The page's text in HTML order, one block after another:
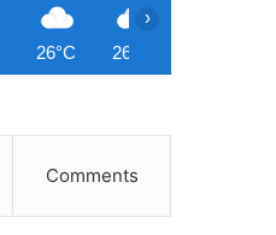
26°C 26°C
›
Comments